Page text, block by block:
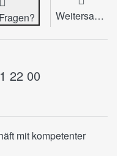
Fragen? Weitersagen
22 00
mit kompetenter